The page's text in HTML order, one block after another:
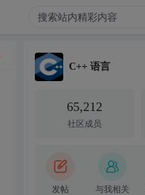
C++ 语言
65,212
社区成员
发帖 与我相关